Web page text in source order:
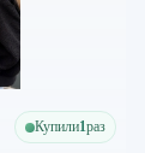
Купили1раз